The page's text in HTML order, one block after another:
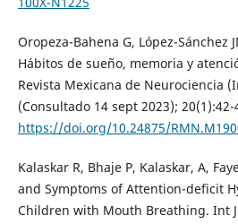
Oropeza-Bahena G, López-Sánchez
Hábitos de sueño, memoria y
Revista Mexicana de Neurociencia
(Consultado 14 sept 2023); 20(1):42-
https://doi.org/10.24875/
Kalaskar R, Bhaje P, Kalaskar, A,
and Symptoms of Attention-deficit
Children with Mouth Breathing. Int